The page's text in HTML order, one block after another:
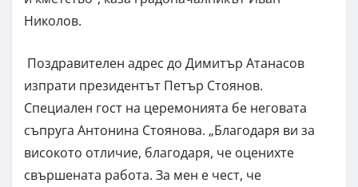
Николов.
Поздравителен адрес до Димитър Атанасов
изпрати президентът Петър Стоянов.
Специален гост на церемонията бе неговата
съпруга Антонина Стоянова. „Благодаря ви за
високото отличие, благодаря, че оценихте
свършената работа. За мен е чест, че